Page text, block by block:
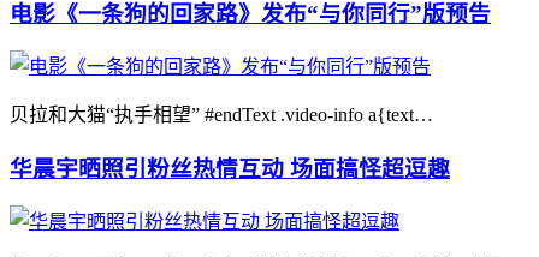
电影《一条狗的回家路》发布“与你同行”版预告
贝拉和大猫“执手相望” #endText .video-info a{text…
华晨宇晒照引粉丝热情互动 场面搞怪超逗趣